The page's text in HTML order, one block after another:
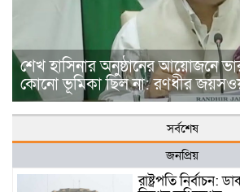
শেখ হাসিনার অনুষ্ঠানের আয়োজনে
কোনো ভূমিকা ছিল না: রণধীর
সর্বশেষ
জনপ্রিয়
রাষ্ট্রপতি নির্বাচন: